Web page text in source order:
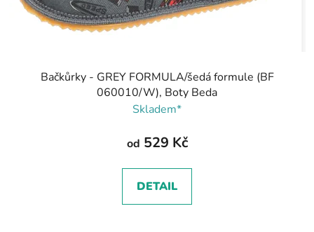
Bačkůrky - GREY FORMULA/šedá formule (BF
060010/W), Boty Beda
Skladem*
od 529 Kč
DETAIL